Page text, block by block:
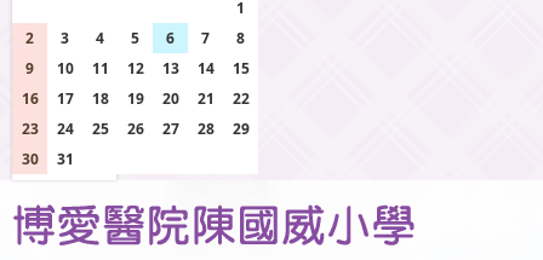
1
2
3 4 5 6 7
8
9
10 11 12 13 14
15
16
17 18 19 20 21
22
23
24 25 26 27 28
29
30
31